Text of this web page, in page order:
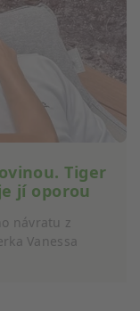
Tiger
jí oporou
návratu z
Vanessa